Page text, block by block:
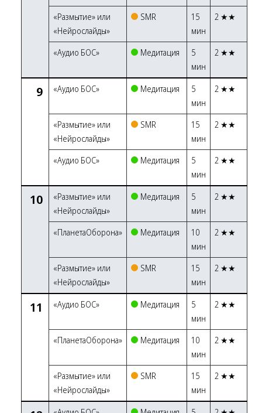
«Размытие» или
«Нейрослайды»
SMR
15
мин
2 ★★
«Аудио БОС» Медитация
5
мин
2 ★★
9 «Аудио БОС» Медитация
5
мин
2 ★★
«Размытие» или
«Нейрослайды»
SMR
15
мин
2 ★★
«Аудио БОС» Медитация
5
мин
2 ★★
10
«Размытие» или
«Нейрослайды»
Медитация
5
мин
2 ★★
«ПланетаОборона» Медитация
10
мин
2 ★★
«Размытие» или
«Нейрослайды»
SMR
15
мин
2 ★★
11 «Аудио БОС» Медитация
5
мин
2 ★★
«ПланетаОборона» Медитация
10
мин
2 ★★
«Размытие» или
«Нейрослайды»
SMR
15
мин
2 ★★